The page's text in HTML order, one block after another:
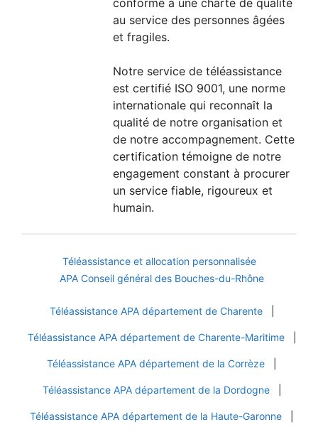
conforme à une charte de qualité
au service des personnes âgées
et fragiles.
Notre service de téléassistance
est certifié ISO 9001, une norme
internationale qui reconnaît la
qualité de notre organisation et
de notre accompagnement. Cette
certification témoigne de notre
engagement constant à procurer
un service fiable, rigoureux et
humain.
Téléassistance et allocation personnalisée
APA Conseil général des Bouches-du-Rhône
Téléassistance APA département de Charente
Téléassistance APA département de Charente-Maritime
Téléassistance APA département de la Corrèze
Téléassistance APA département de la Dordogne
Téléassistance APA département de la Haute-Garonne